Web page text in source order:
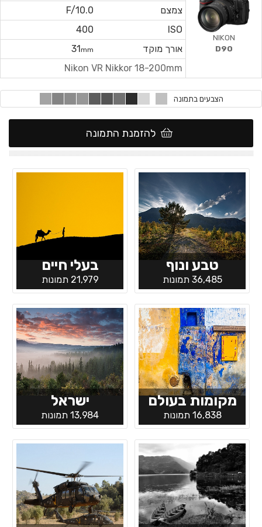
צמצם
F/10.0
ISO
400
אורך מוקד
31mm
Nikon VR Nikkor 18-200mm
NIKON
D90
הצבעים בתמונה
להזמנת התמונה
טבע ונוף
36,485 תמונות
בעלי חיים
21,979 תמונות
מקומות בעולם
16,838 תמונות
ישראל
13,984 תמונות